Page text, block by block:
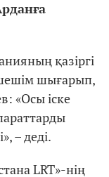
қазіргі
шығарып,
«Осы іске
– деді.
LRT»-нің